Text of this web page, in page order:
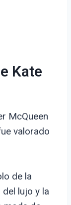
Kate
McQueen
valorado
de la
lujo y la